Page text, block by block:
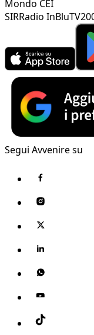
Mondo CEI
SIRRadio InBlu
Segui Avvenire su